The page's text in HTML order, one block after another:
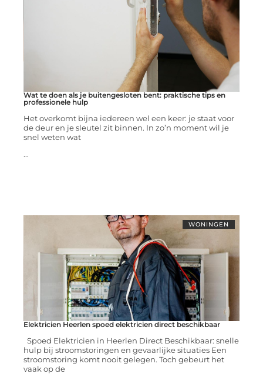
Wat te doen als je buitengesloten bent: praktische tips en
professionele hulp
Het overkomt bijna iedereen wel een keer: je staat voor
de deur en je sleutel zit binnen. In zo’n moment wil je
snel weten wat
...
WONINGEN
Elektricien Heerlen spoed elektricien direct beschikbaar
Spoed Elektricien in Heerlen Direct Beschikbaar: snelle
hulp bij stroomstoringen en gevaarlijke situaties Een
stroomstoring komt nooit gelegen. Toch gebeurt het
vaak op de